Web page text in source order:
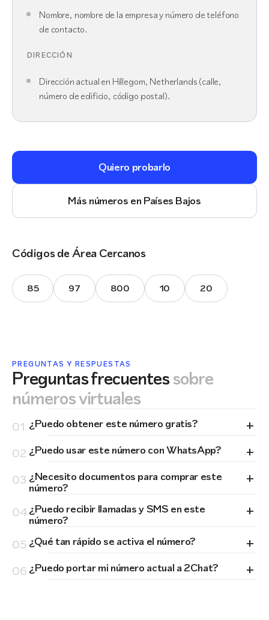
Nombre, nombre de la empresa y número de teléfono
de contacto.
DIRECCIÓN
Dirección actual en Hillegom, Netherlands (calle,
número de edificio, código postal).
Quiero probarlo
Más números en Países Bajos
Códigos de Área Cercanos
85 97 800 10 20
PREGUNTAS Y RESPUESTAS
Preguntas frecuentessobre
números virtuales
01 ¿Puedo obtener este número gratis? +
02 ¿Puedo usar este número con WhatsApp? +
03 ¿Necesito documentos para comprar este
número? +
04¿Puedo recibir llamadas y SMS en este
número? +
05 ¿Qué tan rápido se activa el número? +
06 ¿Puedo portar mi número actual a 2Chat? +